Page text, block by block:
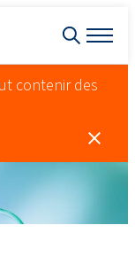
contenir des